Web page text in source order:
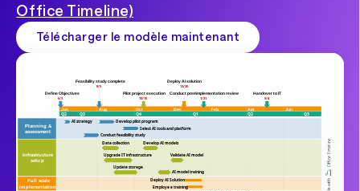
Office Timeline)
Télécharger le modèle maintenant